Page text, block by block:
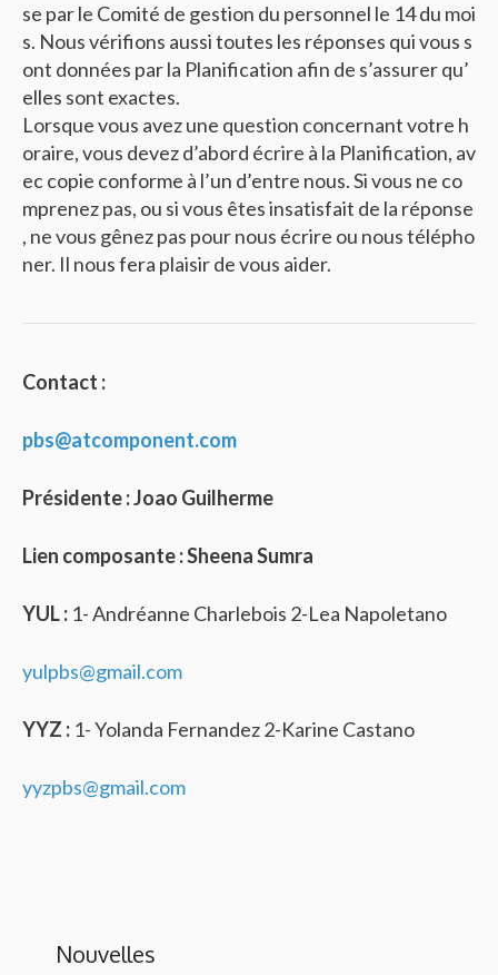
se par le Comité de gestion du personnel le 14 du moi
s. Nous vérifions aussi toutes les réponses qui vous s
ont données par la Planification afin de s’assurer qu’
elles sont exactes.
Lorsque vous avez une question concernant votre h
oraire, vous devez d’abord écrire à la Planification, av
ec copie conforme à l’un d’entre nous. Si vous ne co
mprenez pas, ou si vous êtes insatisfait de la réponse
, ne vous gênez pas pour nous écrire ou nous télépho
ner. Il nous fera plaisir de vous aider.
Contact :
pbs@atcomponent.com
Présidente : Joao Guilherme
Lien composante : Sheena Sumra
YUL : 1- Andréanne Charlebois 2-Lea Napoletano
yulpbs@gmail.com
YYZ : 1- Yolanda Fernandez 2-Karine Castano
yyzpbs@gmail.com
Nouvelles